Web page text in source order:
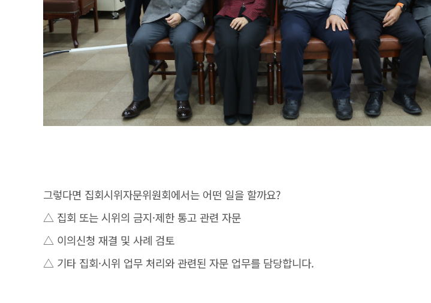
그렇다면 집회시위자문위원회에서는 어떤 일을 할까요?
△ 집회 또는 시위의 금지·제한 통고 관련 자문
△ 이의신청 재결 및 사례 검토
△ 기타 집회·시위 업무 처리와 관련된 자문 업무를 담당합니다.